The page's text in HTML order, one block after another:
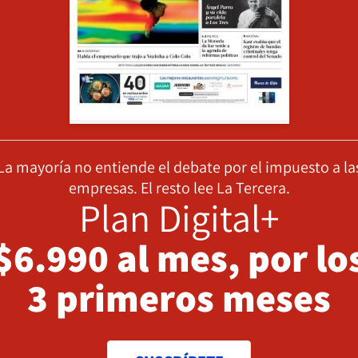
mayoría no entiende el debate por el impuesto a
empresas. El resto lee La Tercera.
Plan Digital+
al mes, por
3 primeros meses